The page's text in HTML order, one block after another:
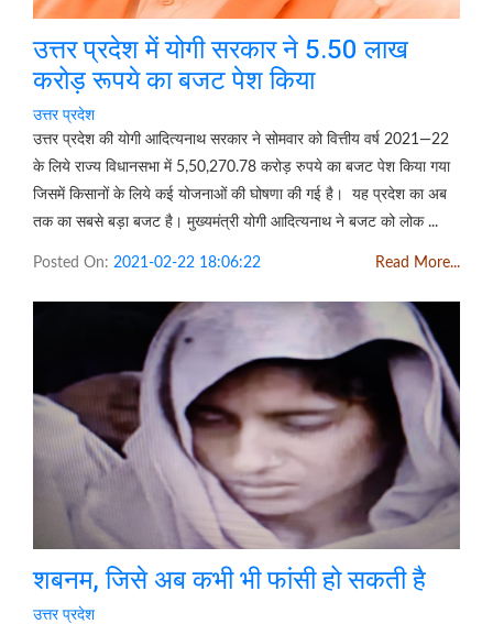
उत्तर प्रदेश में योगी सरकार ने 5.50 लाख
करोड़ रूपये का बजट पेश किया
उत्तर प्रदेश
उत्तर प्रदेश की योगी आदित्यनाथ सरकार ने सोमवार को वित्तीय वर्ष 2021—22
के लिये राज्य विधानसभा में 5,50,270.78 करोड़ रुपये का बजट पेश किया गया
जिसमें किसानों के लिये कई योजनाओं की घोषणा की गई है। यह प्रदेश का अब
तक का सबसे बड़ा बजट है। मुख्यमंत्री योगी आदित्यनाथ ने बजट को लोक ...
Posted On: 2021-02-22 18:06:22 Read More...
शबनम, जिसे अब कभी भी फांसी हो सकती है
उत्तर प्रदेश